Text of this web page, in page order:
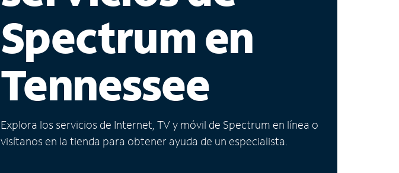
Spectrum en
Tennessee
Explora los servicios de Internet, TV y móvil de Spectrum en línea o
visítanos en la tienda para obtener ayuda de un especialista.